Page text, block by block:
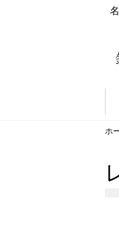
ホ